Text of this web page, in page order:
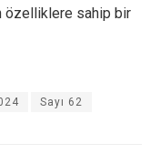
özelliklere sahip bir
Sayı 62